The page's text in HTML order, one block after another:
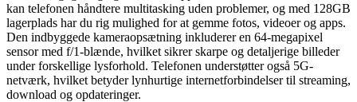
kan telefonen håndtere multitasking uden problemer, og med 128GB
lagerplads har du rig mulighed for at gemme fotos, videoer og apps.
Den indbyggede kameraopsætning inkluderer en 64-megapixel
sensor med f/1-blænde, hvilket sikrer skarpe og detaljerige billeder
under forskellige lysforhold. Telefonen understøtter også 5G-
netværk, hvilket betyder lynhurtige internetforbindelser til streaming,
download og opdateringer.